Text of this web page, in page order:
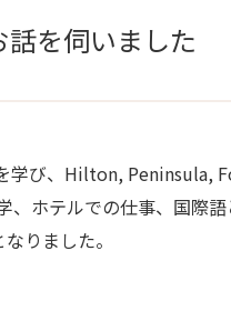
話を伺いました
学び、Hilton, Peninsula,
ホテルでの仕事、国際
りました。